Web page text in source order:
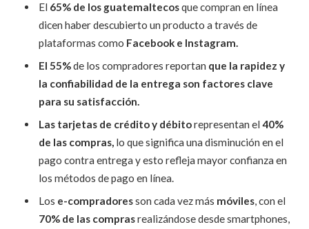
El 65% de los guatemaltecosque compran en línea
dicen haber descubierto un producto a través de
plataformas como Facebook e Instagram.
El 55%de los compradores reportan que la rapidez y
la confiabilidad de la entrega son factores clave
para su satisfacción.
Las tarjetas de crédito y débitorepresentan el 40%
de las compras, lo que significa una disminución en el
pago contra entrega y esto refleja mayor confianza en
los métodos de pago en línea.
Los e-compradoresson cada vez más móviles, con el
70% de las comprasrealizándose desde smartphones,